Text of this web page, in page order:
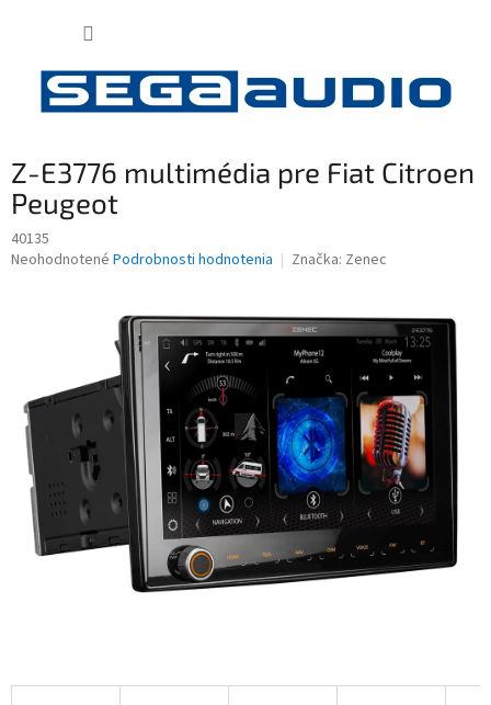
Z-E3776 multimédia pre Fiat Citroen
Peugeot
40135
Priemerné
hviezdičiek.
Neohodnotené Podrobnosti hodnotenia Značka: Zenec